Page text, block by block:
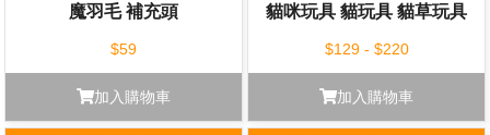
魔羽毛 補充頭
$59
加入購物車
貓咪玩具 貓玩具 貓草玩具
$129 - $220
加入購物車